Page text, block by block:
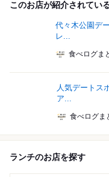
このお店が紹介されてい
代々木公園デ
レ...
食べログま
人気デートス
ア...
食べログま
ランチのお店を探す